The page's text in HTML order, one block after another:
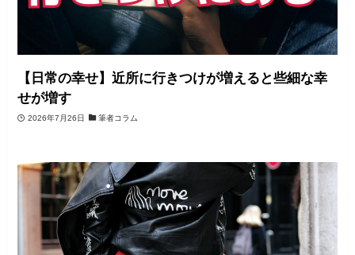
【日常の幸せ】近所に行きつけが増えると些細な幸
せが増す
2026年7月26日 筆者コラム